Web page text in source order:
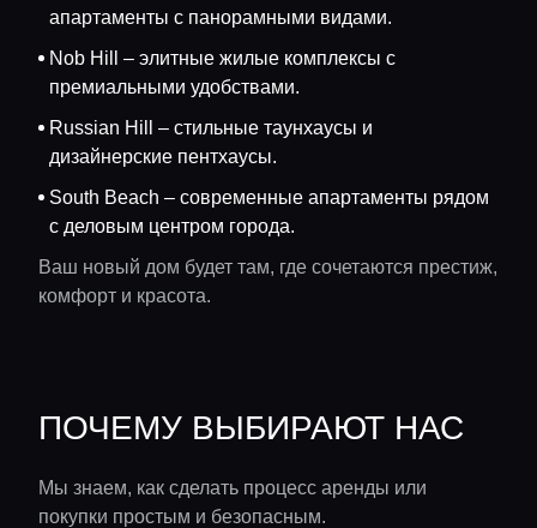
апартаменты с панорамными видами.
Nob Hill – элитные жилые комплексы с
премиальными удобствами.
Russian Hill – стильные таунхаусы и
дизайнерские пентхаусы.
South Beach – современные апартаменты рядом
с деловым центром города.
Ваш новый дом будет там, где сочетаются престиж,
комфорт и красота.
ПОЧЕМУ ВЫБИРАЮТ НАС
Мы знаем, как сделать процесс аренды или
покупки простым и безопасным.